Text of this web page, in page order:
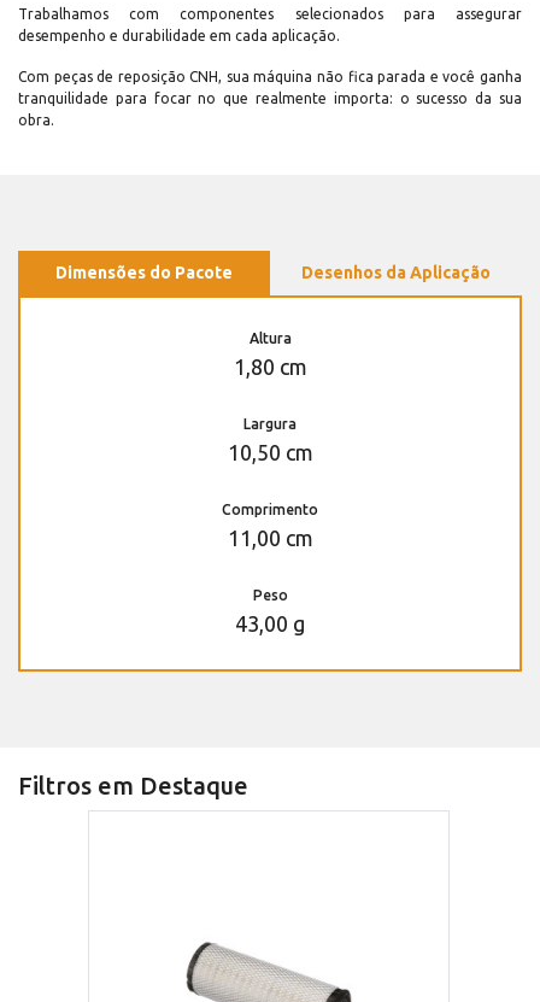
Trabalhamos com componentes selecionados para assegurar
desempenho e durabilidade em cada aplicação.
Com peças de reposição CNH, sua máquina não fica parada e você ganha
tranquilidade para focar no que realmente importa: o sucesso da sua
obra.
Dimensões do Pacote Desenhos da Aplicação
Altura
1,80 cm
Largura
10,50 cm
Comprimento
11,00 cm
Peso
43,00 g
Filtros em Destaque